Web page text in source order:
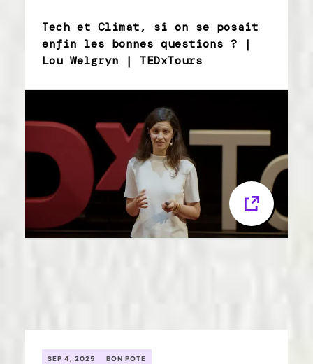
Tech et Climat, si on se posait
enfin les bonnes questions ? |
Lou Welgryn | TEDxTours
SEP 4, 2025 BON POTE